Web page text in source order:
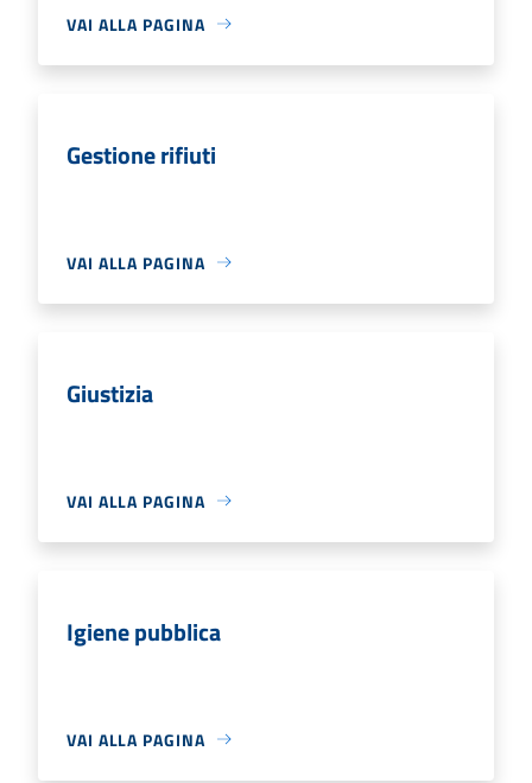
VAI ALLA PAGINA
Gestione rifiuti
VAI ALLA PAGINA
Giustizia
VAI ALLA PAGINA
Igiene pubblica
VAI ALLA PAGINA